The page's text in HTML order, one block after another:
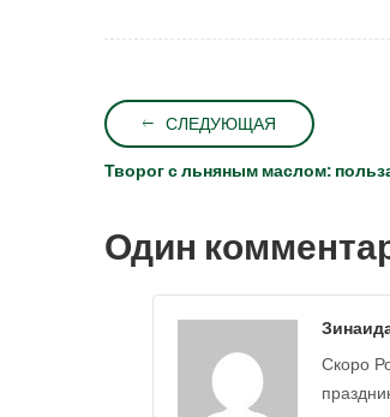
СЛЕДУЮЩАЯ
Творог с льняным маслом:
Один
Скоро